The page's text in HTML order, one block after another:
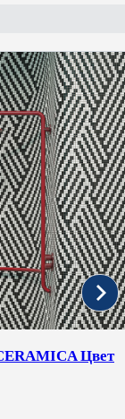
Цвет